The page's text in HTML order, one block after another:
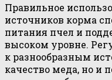
Правильное
источников корма
питания пчел и
высоком уровне.
к разнообразным
качество меда, но и